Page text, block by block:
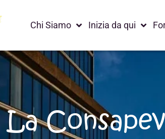
Chi Siamo Inizia da qui
La